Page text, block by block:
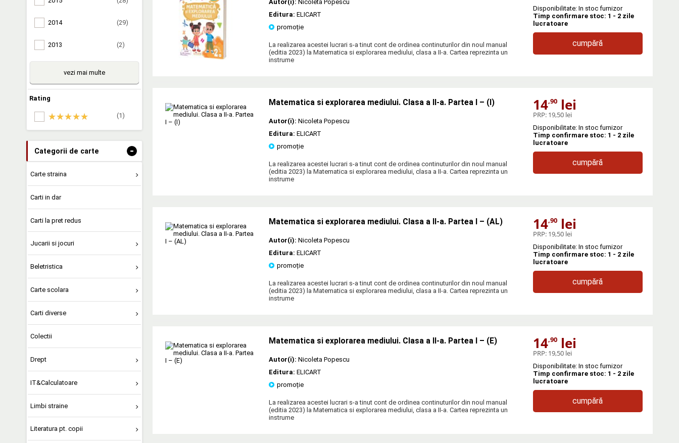
2014 (29)
2013 (2)
vezi mai multe
Rating
(1)
Categorii de carte -
Carte straina
Carti in dar
Carti la pret redus
Jucarii si jocuri
Beletristica
Carte scolara
Carti diverse
Colectii
Drept
IT&Calculatoare
Limbi straine
Literatura pt. copii
Autor(i): Nicoleta Popescu
Editura: ELICART
promoție
La realizarea acestei lucrari s-a tinut cont de ordinea continuturilor din noul manual
(editia 2023) la Matematica si explorarea mediului, clasa a II-a. Cartea reprezinta un
instrume
Disponibilitate: In stoc furnizor
Timp confirmare stoc: 1 - 2 zile
lucratoare
cumpără
Matematica si explorarea mediului. Clasa a II-a. Partea I – (I)
Autor(i): Nicoleta Popescu
Editura: ELICART
promoție
La realizarea acestei lucrari s-a tinut cont de ordinea continuturilor din noul manual
(editia 2023) la Matematica si explorarea mediului, clasa a II-a. Cartea reprezinta un
instrume
14,90lei
PRP: 19,50 lei
Disponibilitate: In stoc furnizor
Timp confirmare stoc: 1 - 2 zile
lucratoare
cumpără
Matematica si explorarea mediului. Clasa a II-a. Partea I – (AL)
Autor(i): Nicoleta Popescu
Editura: ELICART
promoție
La realizarea acestei lucrari s-a tinut cont de ordinea continuturilor din noul manual
(editia 2023) la Matematica si explorarea mediului, clasa a II-a. Cartea reprezinta un
instrume
14,90lei
PRP: 19,50 lei
Disponibilitate: In stoc furnizor
Timp confirmare stoc: 1 - 2 zile
lucratoare
cumpără
Matematica si explorarea mediului. Clasa a II-a. Partea I – (E)
Autor(i): Nicoleta Popescu
Editura: ELICART
promoție
La realizarea acestei lucrari s-a tinut cont de ordinea continuturilor din noul manual
(editia 2023) la Matematica si explorarea mediului, clasa a II-a. Cartea reprezinta un
instrume
14,90lei
PRP: 19,50 lei
Disponibilitate: In stoc furnizor
Timp confirmare stoc: 1 - 2 zile
lucratoare
cumpără